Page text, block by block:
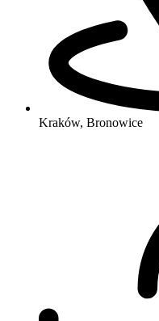
Kraków, Bronowice